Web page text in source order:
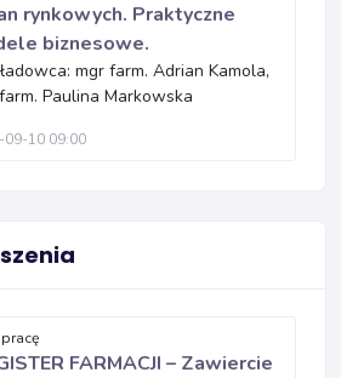
rynkowych. Praktyczne
biznesowe.
mgr farm. Adrian Kamola,
Paulina Markowska
09-10 09:00
FARMACJI – Zawiercie